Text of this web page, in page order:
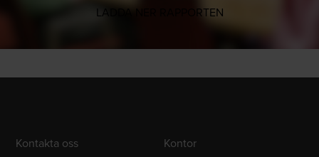
LADDA NER RAPPORTENOpens in a new
Kontakta oss
Kontor